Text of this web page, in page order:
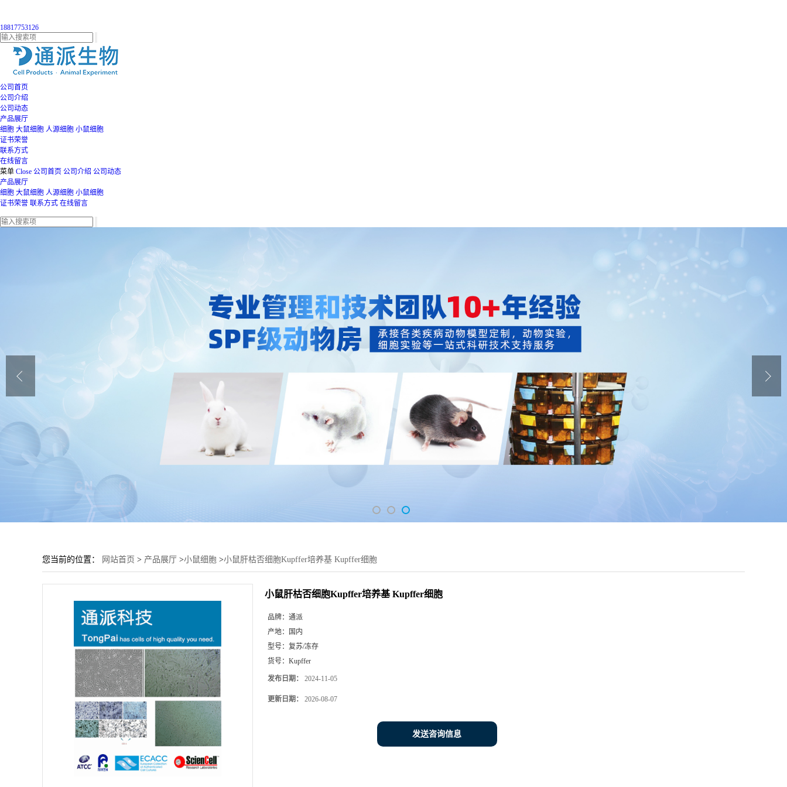
18817753126
公司首页
公司介绍
公司动态
产品展厅
细胞 大鼠细胞 人源细胞 小鼠细胞
证书荣誉
联系方式
在线留言
菜单 Close 公司首页 公司介绍 公司动态
产品展厅
细胞 大鼠细胞 人源细胞 小鼠细胞
证书荣誉 联系方式 在线留言
您当前的位置： 网站首页 > 产品展厅 >小鼠细胞 >小鼠肝枯否细胞Kupffer培养基 Kupffer细胞
小鼠肝枯否细胞Kupffer培养基 Kupffer细胞
品牌： 通派
产地：
国内
型号： 复苏/冻存
货号： Kupffer
发布日期： 2024-11-05
更新日期： 2026-08-07
发送咨询信息